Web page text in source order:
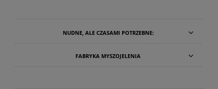
NUDNE, ALE CZASAMI POTRZEBNE:
FABRYKA MYSZOJELENIA